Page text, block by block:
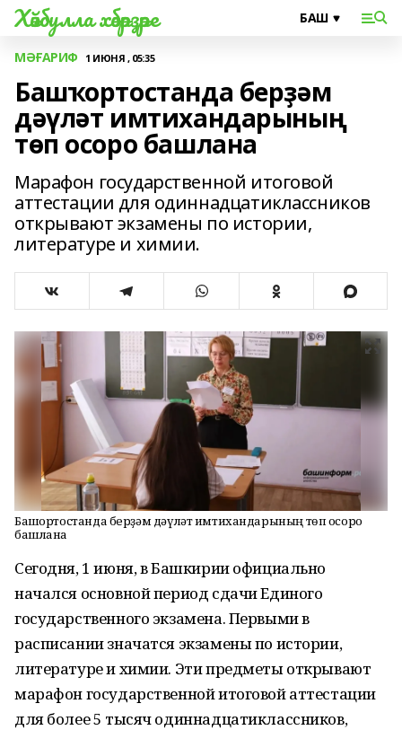
Хәйбулла хәбәрҙәре
МӘҒАРИФ 1 ИЮНЯ , 05:35
Башҡортостанда берҙәм
дәүләт имтихандарының
төп осоро башлана
Марафон государственной итоговой
аттестации для одиннадцатиклассников
открывают экзамены по истории,
литературе и химии.
Башҡортостанда берҙәм дәүләт имтихандарының төп осоро
башлана
Сегодня, 1 июня, в Башкирии официально
начался основной период сдачи Единого
государственного экзамена. Первыми в
расписании значатся экзамены по истории,
литературе и химии. Эти предметы открывают
марафон государственной итоговой аттестации
для более 5 тысяч одиннадцатиклассников,